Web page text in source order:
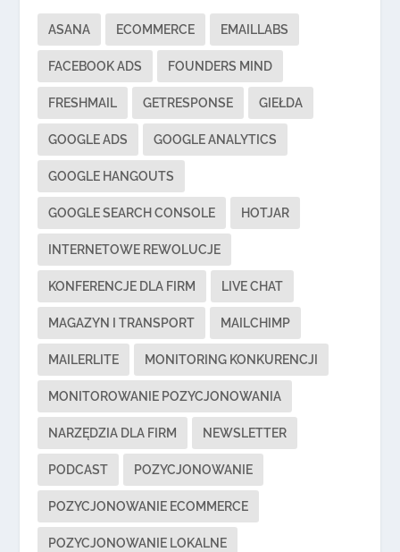
ASANA ECOMMERCE EMAILLABS
FACEBOOK ADS FOUNDERS MIND
FRESHMAIL GETRESPONSE GIEŁDA
GOOGLE ADS GOOGLE ANALYTICS
GOOGLE HANGOUTS
GOOGLE SEARCH CONSOLE HOTJAR
INTERNETOWE REWOLUCJE
KONFERENCJE DLA FIRM LIVE CHAT
MAGAZYN I TRANSPORT MAILCHIMP
MAILERLITE MONITORING KONKURENCJI
MONITOROWANIE POZYCJONOWANIA
NARZĘDZIA DLA FIRM NEWSLETTER
PODCAST POZYCJONOWANIE
POZYCJONOWANIE ECOMMERCE
POZYCJONOWANIE LOKALNE